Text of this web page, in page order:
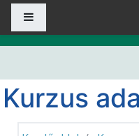
Tovább a fő tartalomhoz
Kurzus